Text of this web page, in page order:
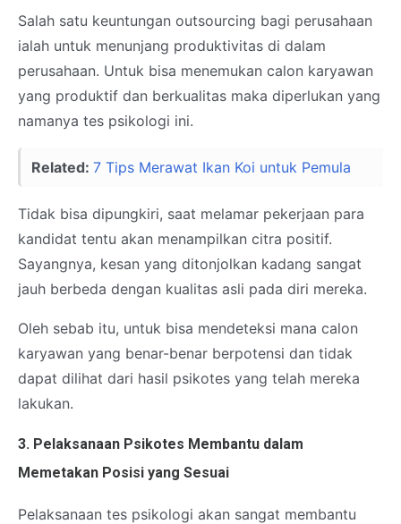
Salah satu keuntungan outsourcing bagi perusahaan
ialah untuk menunjang produktivitas di dalam
perusahaan. Untuk bisa menemukan calon karyawan
yang produktif dan berkualitas maka diperlukan yang
namanya tes psikologi ini.
Related: 7 Tips Merawat Ikan Koi untuk Pemula
Tidak bisa dipungkiri, saat melamar pekerjaan para
kandidat tentu akan menampilkan citra positif.
Sayangnya, kesan yang ditonjolkan kadang sangat
jauh berbeda dengan kualitas asli pada diri mereka.
Oleh sebab itu, untuk bisa mendeteksi mana calon
karyawan yang benar-benar berpotensi dan tidak
dapat dilihat dari hasil psikotes yang telah mereka
lakukan.
3. Pelaksanaan Psikotes Membantu dalam
Memetakan Posisi yang Sesuai
Pelaksanaan tes psikologi akan sangat membantu